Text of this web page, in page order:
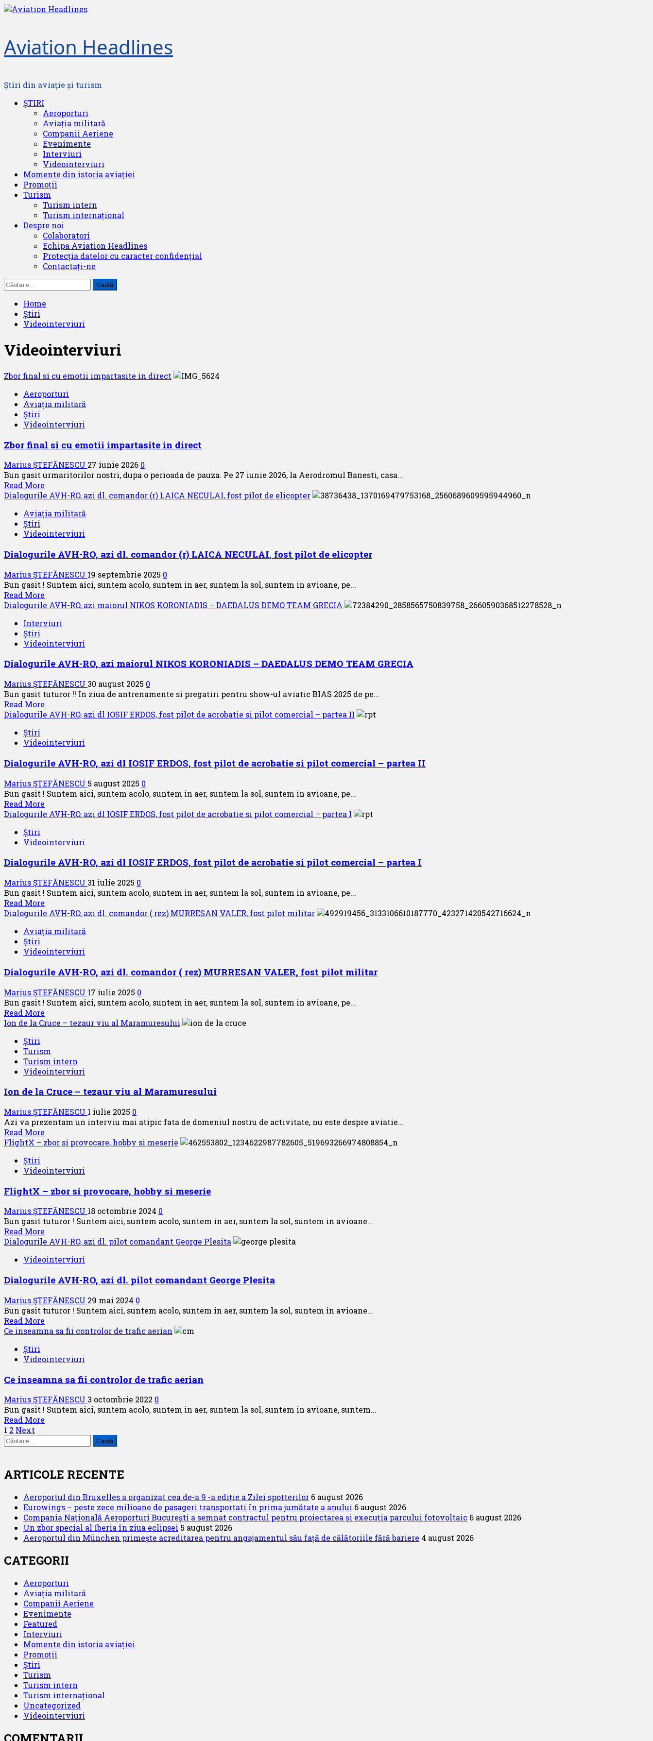
Skip
Aviation Headlines
Știri din aviație și turism
Primary
ȘTIRI
Aeroporturi
Aviația militară
Companii Aeriene
Evenimente
Interviuri
Videointerviuri
Momente din istoria aviației
Promoții
Turism
Turism intern
Turism internațional
Despre noi
Colaboratori
Echipa Aviation Headlines
Protecția datelor cu caracter confidențial
Contactați-ne
Caută
după:
Home
Știri
Videointerviuri
Videointerviuri
Zbor final si cu emotii impartasite in direct
Aeroporturi
Aviația militară
Știri
Videointerviuri
Zbor final si cu emotii impartasite in direct
Marius ȘTEFĂNESCU 27 iunie 2026 0
Bun gasit urmaritorilor nostri, dupa o perioada de pauza. Pe 27 iunie 2026, la Aerodromul Banesti, casa...
Read More
more
Zbor
si
emotii
in
direct
Dialogurile AVH-RO, azi dl. comandor (r) LAICA NECULAI, fost pilot de elicopter
Aviația militară
Știri
Videointerviuri
Dialogurile AVH-RO, azi dl. comandor (r) LAICA NECULAI, fost pilot de elicopter
Marius ȘTEFĂNESCU 19 septembrie 2025 0
Bun gasit ! Suntem aici, suntem acolo, suntem in aer, suntem la sol, suntem in avioane, pe...
Read More
more
Dialogurile
RO,
dl.
(r)
LAICA
NECULAI,
fost
de
elicopter
Dialogurile AVH-RO, azi maiorul NIKOS KORONIADIS – DAEDALUS DEMO TEAM GRECIA
Interviuri
Știri
Videointerviuri
Dialogurile AVH-RO, azi maiorul NIKOS KORONIADIS – DAEDALUS DEMO TEAM GRECIA
Marius ȘTEFĂNESCU 30 august 2025 0
Bun gasit tuturor !! In ziua de antrenamente si pregatiri pentru show-ul aviatic BIAS 2025 de pe...
Read More
more
AVH-
azi
NIKOS
KORONIADIS
–
DAEDALUS
GRECIA
Dialogurile AVH-RO, azi dl IOSIF ERDOS, fost pilot de acrobatie si pilot comercial – partea II
Știri
Videointerviuri
Dialogurile AVH-RO, azi dl IOSIF ERDOS, fost pilot de acrobatie si pilot comercial – partea II
Marius ȘTEFĂNESCU 5 august 2025 0
Bun gasit ! Suntem aici, suntem acolo, suntem in aer, suntem la sol, suntem in avioane, pe...
Read More
more
AVH-
azi
IOSIF
ERDOS,
fost
pilot
de
acrobatie
si
pilot
comercial
–
partea
II
Dialogurile AVH-RO, azi dl IOSIF ERDOS, fost pilot de acrobatie si pilot comercial – partea I
Știri
Videointerviuri
Dialogurile AVH-RO, azi dl IOSIF ERDOS, fost pilot de acrobatie si pilot comercial – partea I
Marius ȘTEFĂNESCU 31 iulie 2025 0
Bun gasit ! Suntem aici, suntem acolo, suntem in aer, suntem la sol, suntem in avioane, pe...
Read More
more
Dialogurile
RO,
dl
ERDOS,
fost
pilot
de
pilot
comercial
–
I
Dialogurile AVH-RO, azi dl. comandor ( rez) MURRESAN VALER, fost pilot militar
Aviația militară
Știri
Videointerviuri
Dialogurile AVH-RO, azi dl. comandor ( rez) MURRESAN VALER, fost pilot militar
Marius ȘTEFĂNESCU 17 iulie 2025 0
Bun gasit ! Suntem aici, suntem acolo, suntem in aer, suntem la sol, suntem in avioane, pe...
Read More
more
AVH-
RO,
azi
comandor
rez)
MURRESAN
VALER,
fost
militar
Ion de la Cruce – tezaur viu al Maramuresului
Știri
Turism
Turism intern
Videointerviuri
Ion de la Cruce – tezaur viu al Maramuresului
Marius ȘTEFĂNESCU 1 iulie 2025 0
Azi va prezentam un interviu mai atipic fata de domeniul nostru de activitate, nu este despre aviatie...
Read More
more
de
Cruce
tezaur
viu
al
Maramuresului
FlightX – zbor si provocare, hobby si meserie
Știri
Videointerviuri
FlightX – zbor si provocare, hobby si meserie
Marius ȘTEFĂNESCU 18 octombrie 2024 0
Bun gasit tuturor ! Suntem aici, suntem acolo, suntem in aer, suntem la sol, suntem in avioane...
Read More
more
FlightX
zbor
provocare,
hobby
si
meserie
Dialogurile AVH-RO, azi dl. pilot comandant George Plesita
Videointerviuri
Dialogurile AVH-RO, azi dl. pilot comandant George Plesita
Marius ȘTEFĂNESCU 29 mai 2024 0
Bun gasit tuturor ! Suntem aici, suntem acolo, suntem in aer, suntem la sol, suntem in avioane...
Read More
more
AVH-
azi
pilot
comandant
George
Ce inseamna sa fii controlor de trafic aerian
Știri
Videointerviuri
Ce inseamna sa fii controlor de trafic aerian
Marius ȘTEFĂNESCU 3 octombrie 2022 0
Bun gasit ! Suntem aici, suntem acolo, suntem in aer, suntem la sol, suntem in avioane, suntem...
Read More
Ce
sa
fii
de
trafic
aerian
Paginație
articole
1 2 Next
Caută
după:
ARTICOLE RECENTE
Aeroportul din Bruxelles a organizat cea de-a 9 -a ediție a Zilei spotterilor 6 august 2026
Eurowings – peste zece milioane de pasageri transportati în prima jumătate a anului 6 august 2026
Compania Națională Aeroporturi București a semnat contractul pentru proiectarea și execuția parcului fotovoltaic 6 august 2026
Un zbor special al Iberia în ziua eclipsei 5 august 2026
Aeroportul din München primește acreditarea pentru angajamentul său față de călătoriile fără bariere 4 august 2026
CATEGORII
Aeroporturi
Aviația militară
Companii Aeriene
Evenimente
Featured
Interviuri
Momente din istoria aviației
Promoții
Știri
Turism
Turism intern
Turism internațional
Uncategorized
Videointerviuri